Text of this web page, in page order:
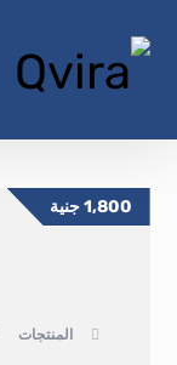
المنتجات
1,800جنية